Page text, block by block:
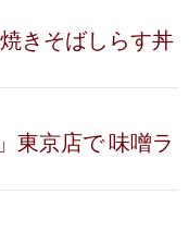
きそばしらす丼
東京店で 味噌ラ